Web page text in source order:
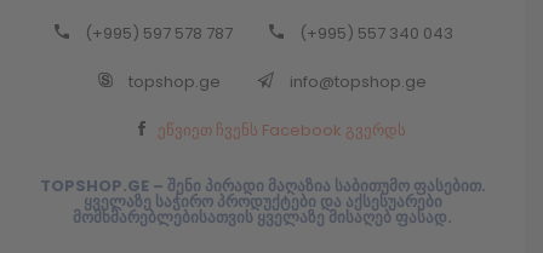
(+995) 597 578 787 (+995) 557 340 043
topshop.ge info@topshop.ge
ეწვიეთ ჩვენს Facebook გვერდს
TOPSHOP.GE – შენი პირადი მაღაზია საბითუმო ფასებით.
ყველაზე საჭირო პროდუქტები და აქსესუარები
მომხმარებლებისათვის ყველაზე მისაღებ ფასად.
Back